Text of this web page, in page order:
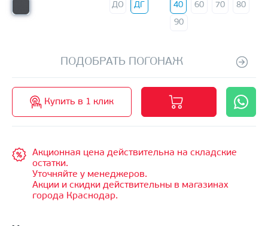
ДО ДГ 40 60 70
80
90
ПОДОБРАТЬ ПОГОНАЖ
Купить в 1 клик
Акционная цена действительна на складские
остатки.
Уточняйте у менеджеров.
Акции и скидки действительны в магазинах
города Краснодар.